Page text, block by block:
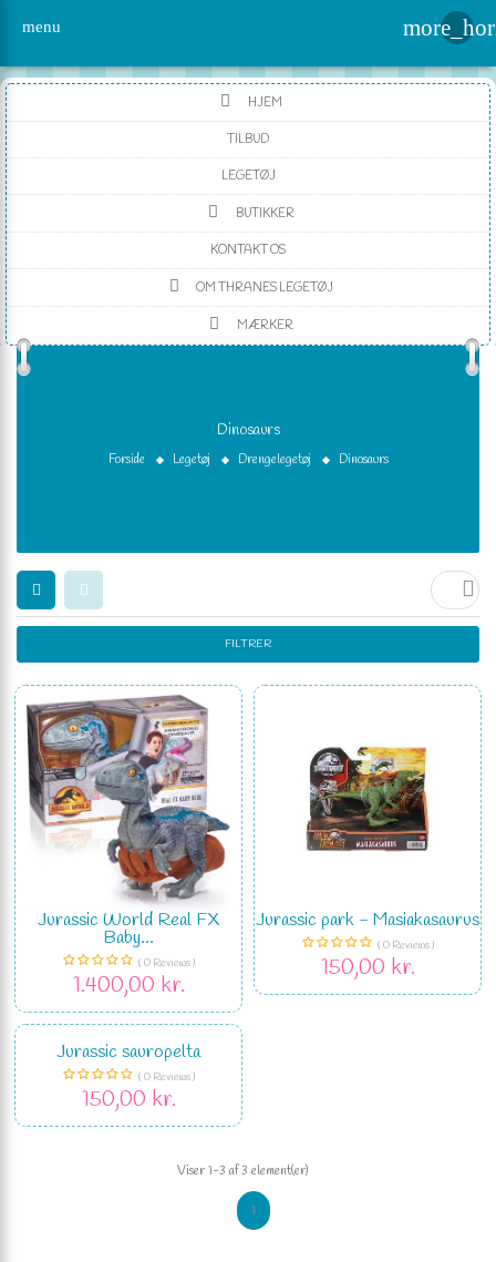
menu
HJEM
TILBUD
LEGETØJ
BUTIKKER
KONTAKT OS
OM THRANES LEGETØJ
MÆRKER
Dinosaurs
Forside Legetøj Drengelegetøj Dinosaurs

FILTRER
Jurassic World Real FX
Baby...
( 0 Reviews )
1.400,00 kr.
Jurassic park - Masiakasaurus
( 0 Reviews )
150,00 kr.
Jurassic sauropelta
( 0 Reviews )
150,00 kr.
Viser 1-3 af 3 element(er)
1